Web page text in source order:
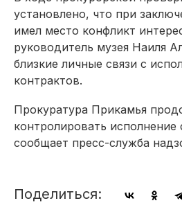
установлено, что при
имел место конфликт
руководитель музея Наиля
близкие личные связи с
контрактов.
Прокуратура Прикамья
контролировать исполнение
сообщает пресс-служба
Поделиться: